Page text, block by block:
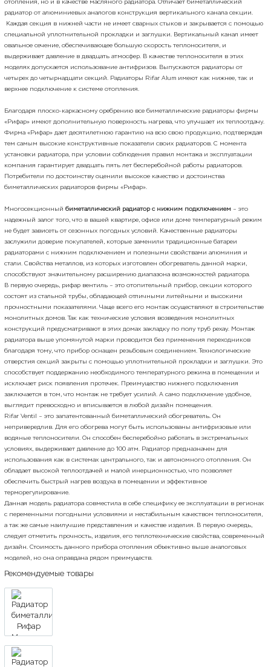
радиатор от алюминиевых аналогов конструкция вертикального канала секции.
Каждая секция в нижней части не имеет сварных стыков и закрывается с помощью
специальной уплотнительной прокладки и заглушки. Вертикальный канал имеет
овальное сечение, обеспечивающее большую скорость теплоносителя, и
выдерживает давление в двадцать атмосфер. В качестве теплоносителя в этих
моделях допускается использование антифризов. Выпускаются радиаторы от
четырех до четырнадцати секций. Радиаторы Rifar Alum имеют как нижнее, так и
верхнее подключение к системе отопления.
Благодаря плоско-каркасному оребрению все биметаллические радиаторы фирмы
«Рифар» имеют дополнительную поверхность нагрева, что улучшает их теплоотдачу.
Фирма «Рифар» дает десятилетнюю гарантию на всю свою продукцию, подтверждая
тем самым высокие конструктивные показатели своих радиаторов. С момента
установки радиатора, при условии соблюдения правил монтажа и эксплуатации
компания гарантирует двадцать пять лет бесперебойной работы радиаторов.
Потребители по достоинству оценили высокое качество и достоинства
биметаллических радиаторов фирмы «Рифар».
Многосекционный биметаллический радиатор с нижним подключением – это
надежный залог того, что в вашей квартире, офисе или доме температурный режим
не будет зависеть от сезонных погодных условий. Качественные радиаторы
заслужили доверие покупателей, которые заменили традиционные батареи
радиаторами с нижним подключением и полезными свойствами алюминия и
стали. Свойства металлов, из которых изготовлен обогреватель данной марки,
способствуют значительному расширению диапазона возможностей радиатора.
В первую очередь, рифар вентиль – это отопительный прибор, секции которого
состоят из стальной трубы, обладающей отличными литейными и высокими
прочностными показателями. Чаще всего его монтаж осуществляют в строительстве
монолитных домов. Так как технические условия возведения монолитных
конструкций предусматривают в этих домах закладку по полу труб рехау. Монтаж
радиатора выше упомянутой марки проводится без применения переходников
благодаря тому, что прибор оснащен резьбовым соединением. Технологические
отверстия секций закрыты с помощью уплотнительной прокладки и заглушки. Это
способствует поддержанию необходимого температурного режима в помещении и
исключает риск появления протечек. Преимущество нижнего подключения
заключается в том, что монтаж не требует усилий. А само подключение удобное,
выглядит превосходно и вписывается в любой дизайн помещения.
Rifar Ventil – это запатентованный биметаллический обогреватель. Он
непривередлив. Для его обогрева могут быть использованы антифризовые или
водяные теплоносители. Он способен бесперебойно работать в экстремальных
условиях, выдерживает давление до 100 атм. Радиатор предназначен для
использования как в системах центрального, так и автономного отопления. Он
обладает высокой теплоотдачей и малой инерционностью, что позволяет
обеспечить быстрый нагрев воздуха в помещении и эффективное
терморегулирование.
Данная модель радиатора совместила в себе специфику ее эксплуатации в регионах
с переменными погодными условиями и нестабильным качеством теплоносителя,
а так же самые наилучшие представления и качестве изделия. В первую очередь,
следует отметить прочность, изделия, его теплотехнические свойства, современный
дизайн. Стоимость данного прибора отопления объективно выше аналоговых
моделей, но она оправдана рядом преимуществ.
Рекомендуемые товары